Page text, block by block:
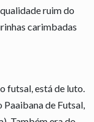
ruim do
carimbadas
futsal, está de luto.
de Futsal,